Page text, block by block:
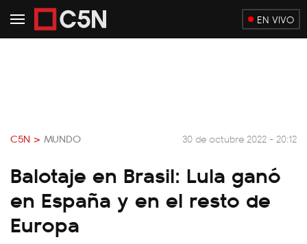
EN VIVO
C5N > MUNDO 30 de octubre 2022 - 20:12
Balotaje en Brasil: Lula ganó
en España y en el resto de
Europa